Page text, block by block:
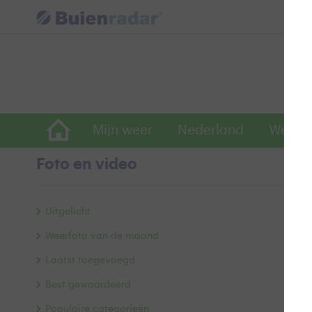
Mijn weer Nederland
Foto en video
Uitgelicht
Weerfoto van de maand
Laatst toegevoegd
Best gewaardeerd
Populaire categorieën